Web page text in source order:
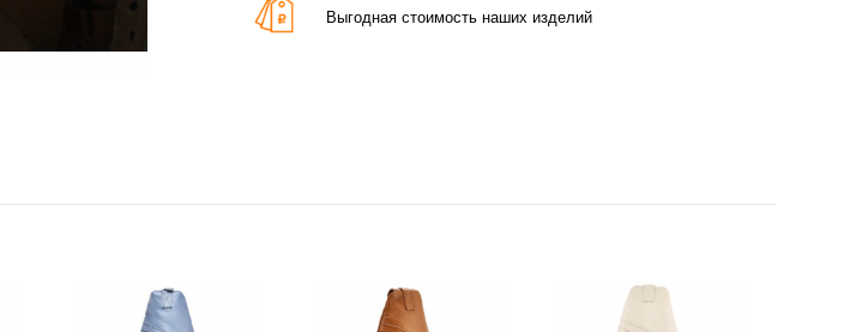
Выгодная стоимость наших изделий